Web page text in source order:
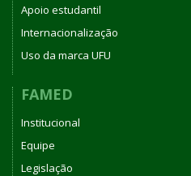
Apoio estudantil
Internacionalização
Uso da marca UFU
FAMED
Institucional
Equipe
Legislação